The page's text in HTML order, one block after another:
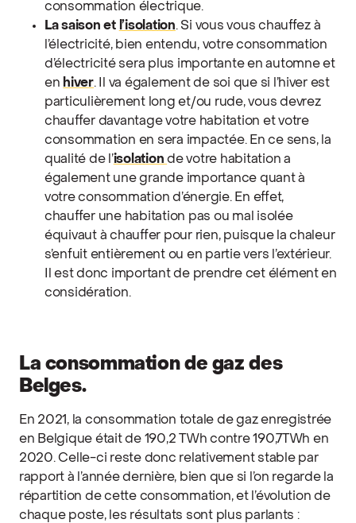
consommation électrique.
La saison et l’isolation. Si vous vous chauffez à
l’électricité, bien entendu, votre consommation
d’électricité sera plus importante en automne et
en hiver. Il va également de soi que si l’hiver est
particulièrement long et/ou rude, vous devrez
chauffer davantage votre habitation et votre
consommation en sera impactée. En ce sens, la
qualité de l’isolationde votre habitation a
également une grande importance quant à
votre consommation d’énergie. En effet,
chauffer une habitation pas ou mal isolée
équivaut à chauffer pour rien, puisque la chaleur
s’enfuit entièrement ou en partie vers l’extérieur.
Il est donc important de prendre cet élément en
considération.
La consommation de gaz des
Belges.
En 2021, la consommation totale de gaz enregistrée
en Belgique était de 190,2 TWh contre 190,7TWh en
2020. Celle-ci reste donc relativement stable par
rapport à l’année dernière, bien que si l’on regarde la
répartition de cette consommation, et l’évolution de
chaque poste, les résultats sont plus parlants :